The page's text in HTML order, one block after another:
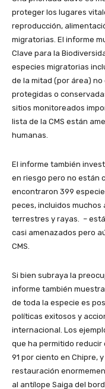
proteger los lugares
reproducción,
migratorias. El informe
Clave para la
especies migratorias
de la mitad (por área)
protegidas o
sitios monitoreados
lista de la CMS están
humanas.
El informe también
en riesgo pero no están
encontraron 399
peces, incluidos
terrestres y rayas. –
casi amenazados pero
CMS.
Si bien subraya la
informe también
de toda la especie es
políticas exitosos y
internacional. Los
que ha permitido reducir
91 por ciento en Chipre,
restauración
al antílope Saiga del